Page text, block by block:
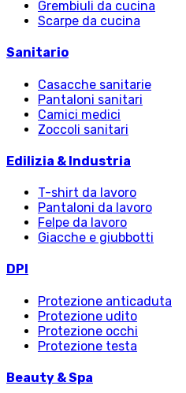
Grembiuli da cucina
Scarpe da cucina
Sanitario
Casacche sanitarie
Pantaloni sanitari
Camici medici
Zoccoli sanitari
Edilizia & Industria
T-shirt da lavoro
Pantaloni da lavoro
Felpe da lavoro
Giacche e giubbotti
DPI
Protezione anticaduta
Protezione udito
Protezione occhi
Protezione testa
Beauty & Spa